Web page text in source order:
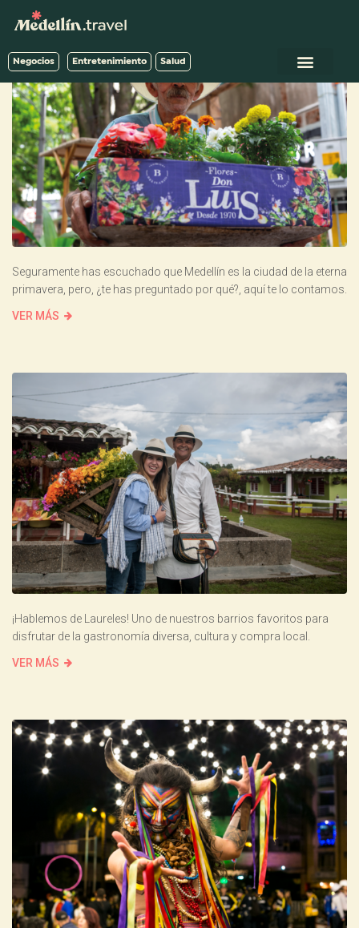
Negocios Entretenimiento Salud
Seguramente has escuchado que Medellín es la ciudad de la eterna
primavera, pero, ¿te has preguntado por qué?, aquí te lo contamos.
VER MÁS
¡Hablemos de Laureles! Uno de nuestros barrios favoritos para
disfrutar de la gastronomía diversa, cultura y compra local.
VER MÁS